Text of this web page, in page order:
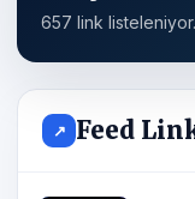
657 link listeleniyor.
↗ Feed